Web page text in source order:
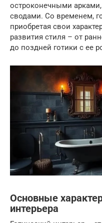
остроконечными
сводами. Со временем,
приобретая свои
развития стиля – от
до поздней готики с ее
Основные
интерьера